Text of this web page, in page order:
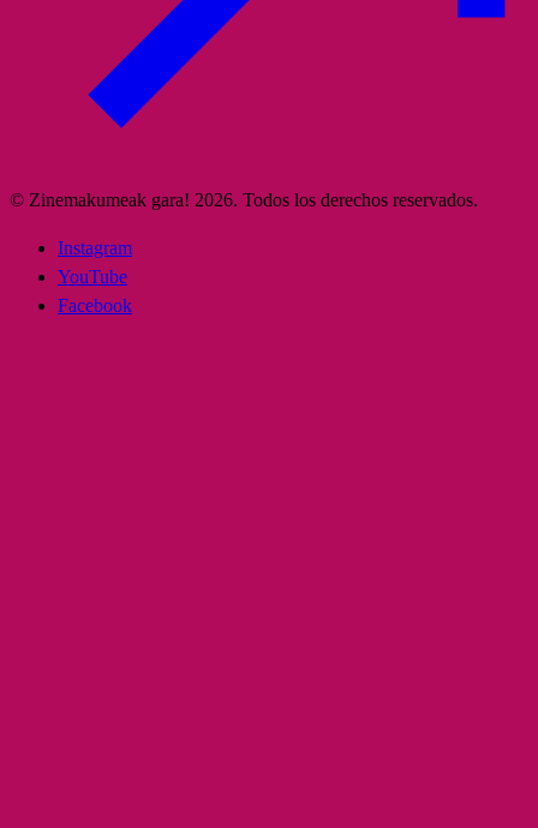
© Zinemakumeak gara! 2026. Todos los derechos reservados.
Instagram
YouTube
Facebook